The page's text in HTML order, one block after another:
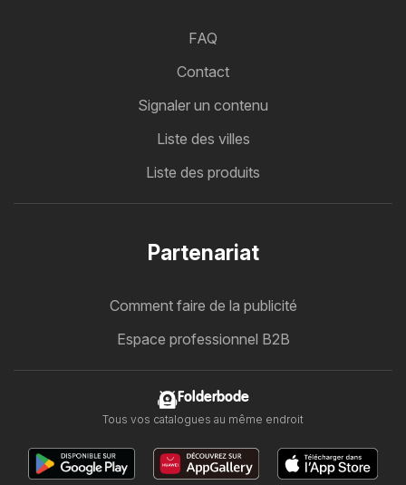
FAQ
Contact
Signaler un contenu
Liste des villes
Liste des produits
Partenariat
Comment faire de la publicité
Espace professionnel B2B
Folderbode
Tous vos catalogues au même endroit